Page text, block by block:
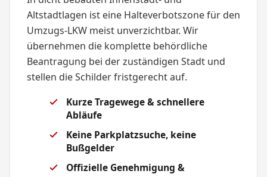
Altstadtlagen ist eine Halteverbotszone für den
Umzugs-LKW meist unverzichtbar. Wir
übernehmen die komplette behördliche
Beantragung bei der zuständigen Stadt und
stellen die Schilder fristgerecht auf.
Kurze Tragewege & schnellere
Abläufe
Keine Parkplatzsuche, keine
Bußgelder
Offizielle Genehmigung &